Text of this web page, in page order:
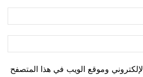
وموقع الويب في هذا المتصفح